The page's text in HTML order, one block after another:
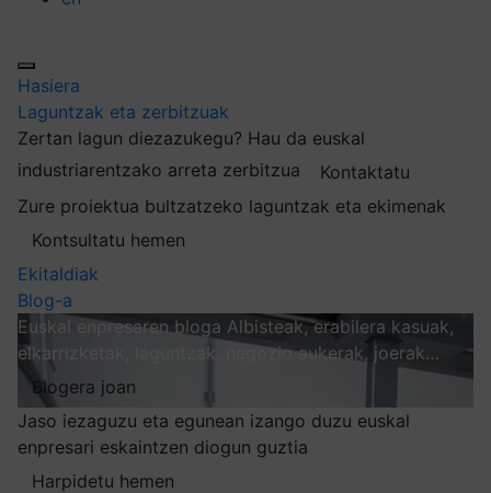
Hasiera
Laguntzak eta zerbitzuak
Zertan lagun diezazukegu? Hau da euskal
industriarentzako arreta zerbitzua
Kontaktatu
Zure proiektua bultzatzeko laguntzak eta ekimenak
Kontsultatu hemen
Ekitaldiak
Blog-a
Euskal enpresaren bloga Albisteak, erabilera kasuak,
elkarrizketak, laguntzak, negozio aukerak, joerak…
Blogera joan
Jaso iezaguzu eta egunean izango duzu euskal
enpresari eskaintzen diogun guztia
Harpidetu hemen